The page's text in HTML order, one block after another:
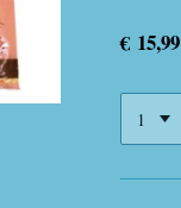
€ 15,99